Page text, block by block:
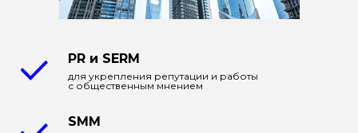
PR и SERM
для укрепления репутации и работы
с общественным мнением
SMM